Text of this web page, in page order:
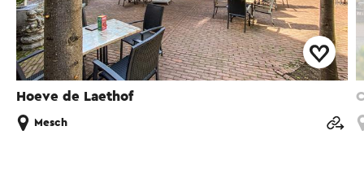
Hoeve de Laethof
Mesch